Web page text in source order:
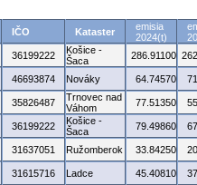
IČO Kataster
emisia
2024(t)
36199222
Košice -
Šaca
286.91100
46693874 Nováky 64.74570
35826487
Trnovec nad
Váhom
77.51350
36199222
Košice -
Šaca
79.49860
31637051 Ružomberok 33.84250
31615716 Ladce 45.40810